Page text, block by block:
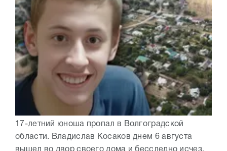
17-летний юноша пропал в Волгоградской
области. Владислав Косаков днем 6 августа
вышел во двор своего дома и бесследно исчез.